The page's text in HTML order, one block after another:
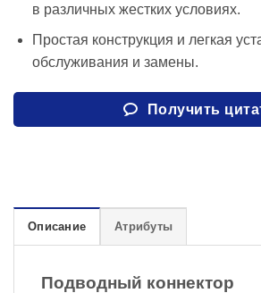
в различных жестких условиях.
Простая конструкция и легкая
обслуживания и замены.
Получить
Описание Атрибуты
Подводный коннектор